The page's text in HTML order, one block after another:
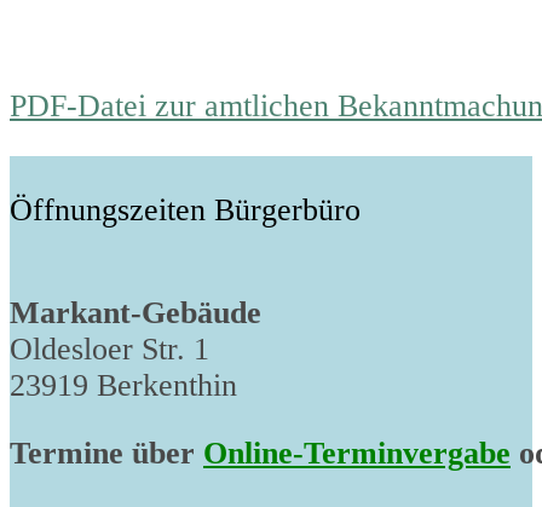
PDF-Datei zur amtlichen
Öffnungszeiten Bürgerbüro
Markant-Gebäude
Oldesloer Str. 1
23919 Berkenthin
Termine über Online-Terminvergabe